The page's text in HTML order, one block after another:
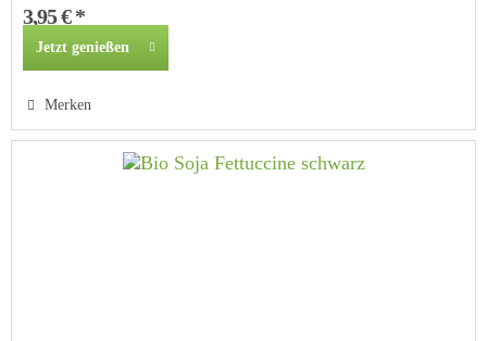
3,95 € *
Jetzt genießen
Merken